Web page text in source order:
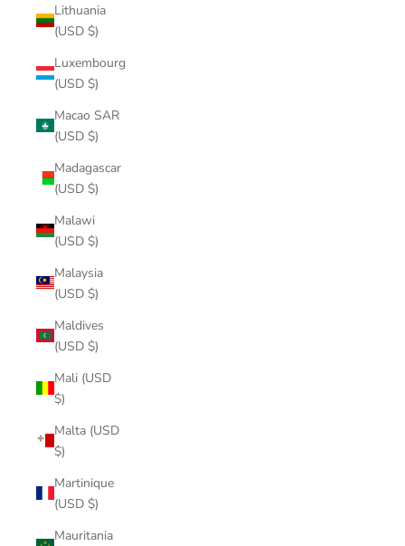
Lithuania
(USD $)
Luxembourg
(USD $)
Macao SAR
(USD $)
Madagascar
(USD $)
Malawi
(USD $)
Malaysia
(USD $)
Maldives
(USD $)
Mali (USD
$)
Malta (USD
$)
Martinique
(USD $)
Mauritania